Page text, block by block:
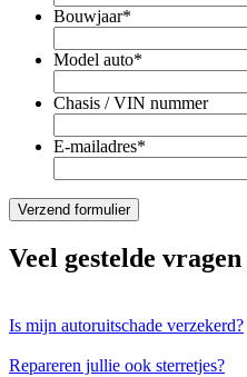
Bouwjaar*
Model auto*
Chasis / VIN nummer
E-mailadres*
Veel gestelde vragen
Is mijn autoruitschade verzekerd?
Repareren jullie ook sterretjes?